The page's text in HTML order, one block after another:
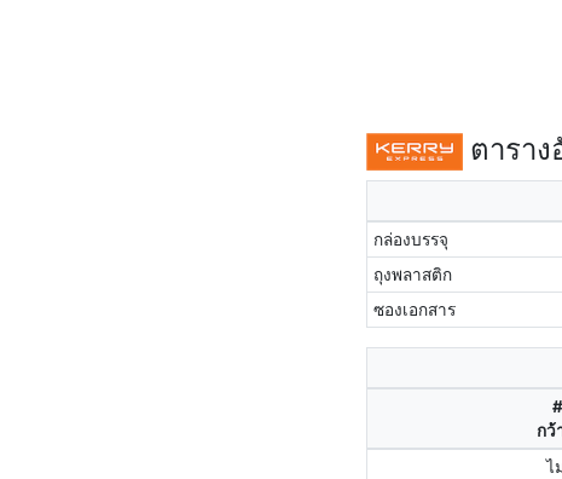
ตาราง
กล่องบรรจุ
ถุงพลาสติก
ซองเอกสาร
กว้
ไ